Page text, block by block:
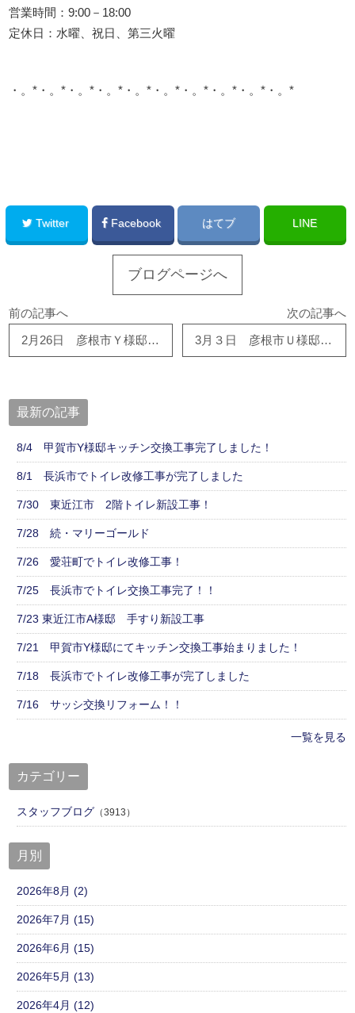
営業時間：9:00－18:00
定休日：水曜、祝日、第三火曜
・。*・。*・。*・。*・。*・。*・。*・。*・。*・。*
Twitter Facebook はてブ LINE
ブログページへ
前の記事へ
2月26日 彦根市Ｙ様邸にて水廻り・内装工事をご依頼いただきました。有難う御座います！
次の記事へ
3月３日 彦根市Ｕ様邸にて全面リフォーム工事をご依頼いただきました。有難う御座います！！
最新の記事
8/4 甲賀市Y様邸キッチン交換工事完了しました！
8/1 長浜市でトイレ改修工事が完了しました
7/30 東近江市 2階トイレ新設工事！
7/28 続・マリーゴールド
7/26 愛荘町でトイレ改修工事！
7/25 長浜市でトイレ交換工事完了！！
7/23 東近江市A様邸 手すり新設工事
7/21 甲賀市Y様邸にてキッチン交換工事始まりました！
7/18 長浜市でトイレ改修工事が完了しました
7/16 サッシ交換リフォーム！！
一覧を見る
カテゴリー
スタッフブログ （3913）
月別
2026年8月 (2)
2026年7月 (15)
2026年6月 (15)
2026年5月 (13)
2026年4月 (12)